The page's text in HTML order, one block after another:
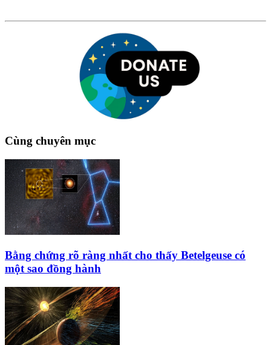
Cùng chuyên mục
Bằng chứng rõ ràng nhất cho thấy Betelgeuse có
một sao đồng hành